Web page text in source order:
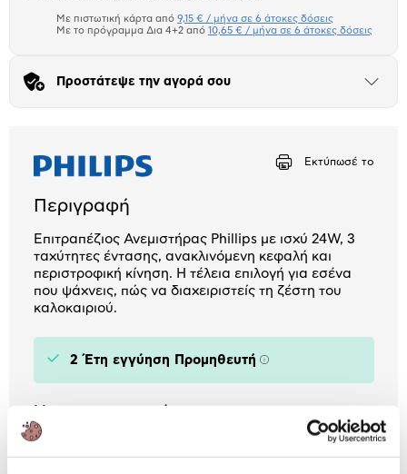
Πιστωτική κάρτα
Με πιστωτική κάρτα από 9,15 € / μήνα σε 6 άτοκες δόσεις
Με το πρόγραμμα Δια 4+2 από 10,65 € / μήνα σε 6 άτοκες δόσεις
Προστάτεψε την αγορά σου
Άνοιξε
Εκτύπωσέ το
Περιγραφή
Επιτραπέζιος Ανεμιστήρας Phillips με ισχύ 24W, 3
ταχύτητες έντασης, ανακλινόμενη κεφαλή και
περιστροφική κίνηση. Η τέλεια επιλογή για εσένα
που ψάχνεις, πώς να διαχειριστείς τη ζέστη του
καλοκαιριού.
2 Έτη εγγύηση Προμηθευτή Πληροφορίες